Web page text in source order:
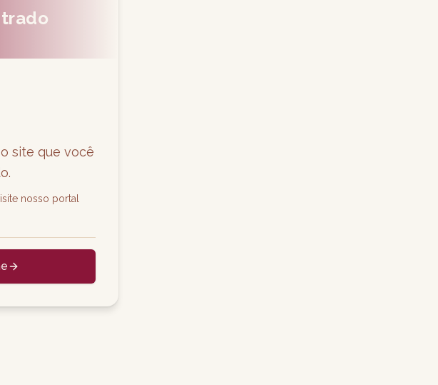
site que você
nosso portal